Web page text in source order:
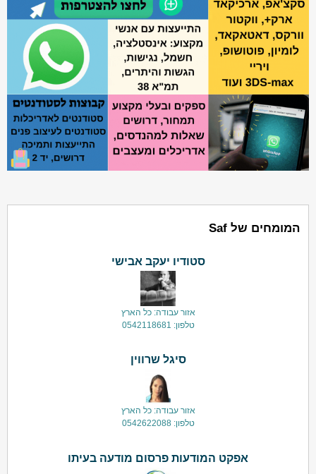
המומחים של Saf
סטודיו יעקב אבישי
אזור עבודה: כל הארץ
טלפון: 0542118681
סיגל שרווין
אזור עבודה: כל הארץ
טלפון: 0542622088
אפקט המודעות פרסום מודעה בעיתו